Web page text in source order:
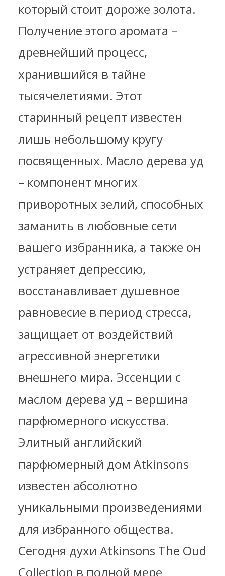
который стоит дороже золота.
Получение этого аромата –
древнейший процесс,
хранившийся в тайне
тысячелетиями. Этот
старинный рецепт известен
лишь небольшому кругу
посвященных. Масло дерева уд
– компонент многих
приворотных зелий, способных
заманить в любовные сети
вашего избранника, а также он
устраняет депрессию,
восстанавливает душевное
равновесие в период стресса,
защищает от воздействий
агрессивной энергетики
внешнего мира. Эссенции с
маслом дерева уд – вершина
парфюмерного искусства.
Элитный английский
парфюмерный дом Atkinsons
известен абсолютно
уникальными произведениями
для избранного общества.
Сегодня духи Atkinsons The Oud
Collection в полной мере